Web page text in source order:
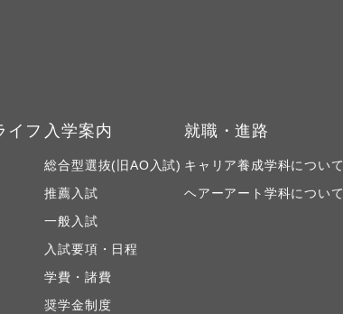
イフ 入学案内
総合型選抜(旧AO入試)
推薦入試
一般入試
入試要項・日程
学費・諸費
奨学金制度
就職・進路
キャリア養成学科について
ヘアーアート学科について